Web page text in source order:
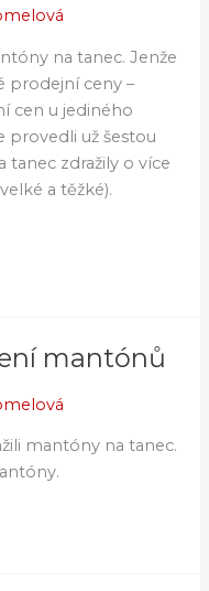
na tanec. Jenže
prodejní ceny –
cen u jediného
provedli už šestou
tanec zdražily o více
a těžké).
mantónů
mantóny na tanec.